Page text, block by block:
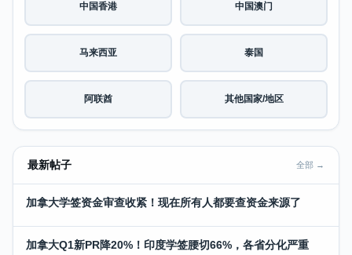
中国香港 中国澳门
马来西亚 泰国
阿联酋 其他国家/地区
最新帖子 全部 →
加拿大学签资金审查收紧！现在所有人都要查资金来源了
加拿大Q1新PR降20%！印度学签腰切66%，各省分化严重